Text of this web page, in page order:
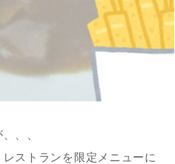
、、
ストランを限定メニューに